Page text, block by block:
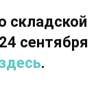
складской
сентября
.